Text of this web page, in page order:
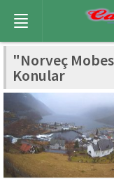
"Norveç
Konular